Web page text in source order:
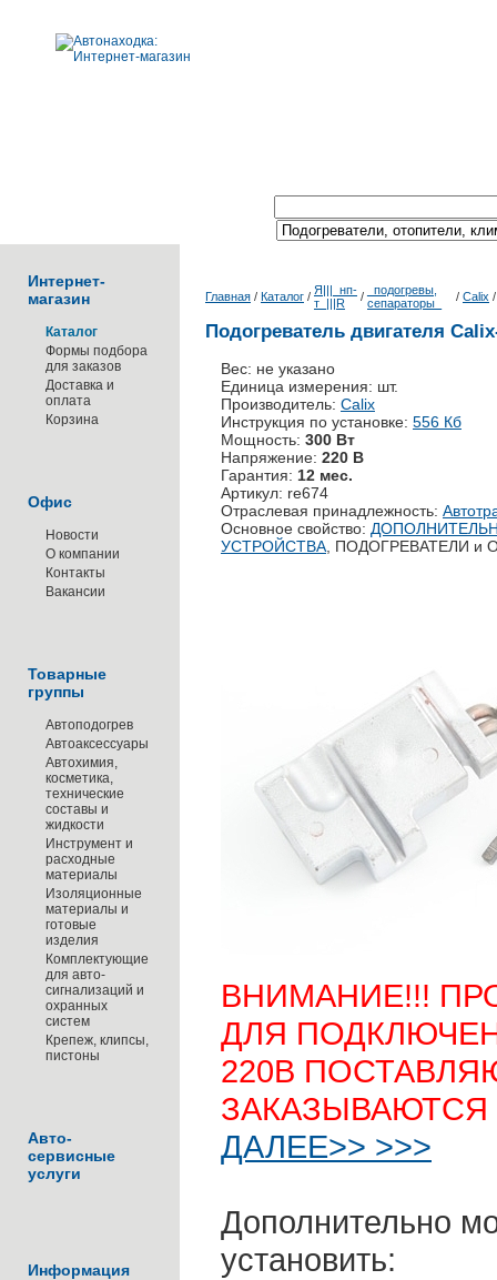
Интернет-
магазин
Каталог
Формы подбора
для заказов
Доставка и
оплата
Корзина
Офис
Новости
О компании
Контакты
Вакансии
Товарные
группы
Автоподогрев
Автоаксессуары
Автохимия,
косметика,
технические
составы и
жидкости
Инструмент и
расходные
материалы
Изоляционные
материалы и
готовые
изделия
Комплектующие
для авто-
сигнализаций и
охранных
систем
Крепеж, клипсы,
пистоны
Авто-
сервисные
услуги
Информация
Главная / Каталог / Я|||_нп-
т_|||R
/ _подогревы,
сепараторы_
/ Calix
Подогреватель двигателя
Вес: не указано
Единица измерения: шт.
Производитель: Calix
Инструкция по установке: 556 Кб
Мощность: 300 Вт
Напряжение: 220 В
Гарантия: 12 мес.
Артикул: re674
Отраслевая принадлежность:
Основное свойство:
УСТРОЙСТВА , ПОДОГРЕВАТЕЛИ и
ВНИМАНИЕ!!!
ДЛЯ
220В
ДАЛЕЕ>> >>>
Дополнительно
установить: